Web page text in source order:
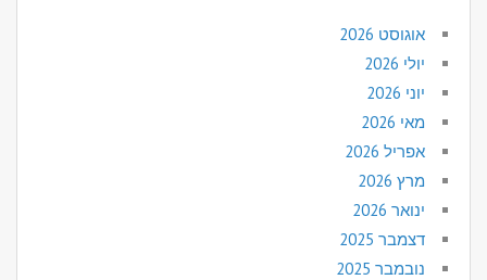
אוגוסט 2026
יולי 2026
יוני 2026
מאי 2026
אפריל 2026
מרץ 2026
ינואר 2026
דצמבר 2025
נובמבר 2025